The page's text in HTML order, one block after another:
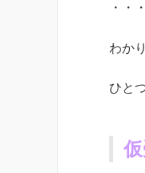
・・
わか
ひと